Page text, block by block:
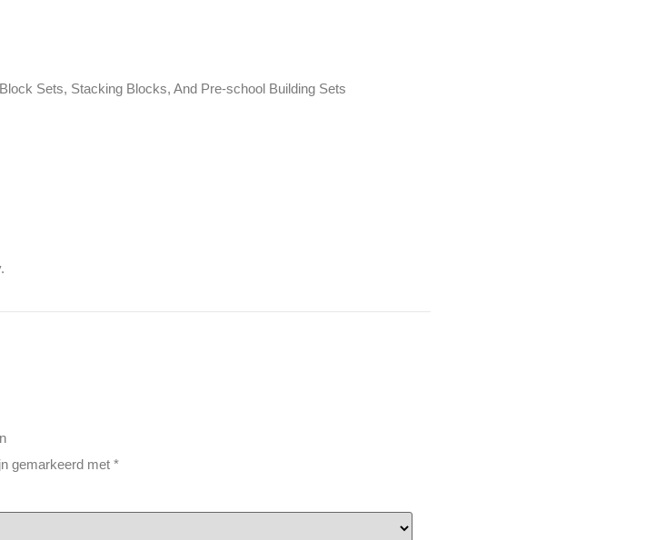
Sets, Stacking Blocks, And Pre-school Building Sets
gemarkeerd met *